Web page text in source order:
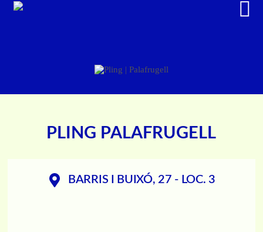
PLING PALAFRUGELL
BARRIS I BUIXÓ, 27 - LOC. 3